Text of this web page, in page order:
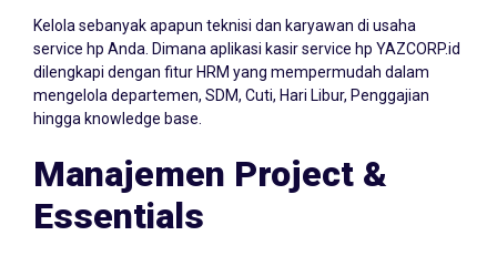
service hp Anda. Dimana aplikasi kasir service hp YAZCORP.id
dilengkapi dengan fitur HRM yang mempermudah dalam
mengelola departemen, SDM, Cuti, Hari Libur, Penggajian
hingga knowledge base.
Manajemen Project &
Essentials